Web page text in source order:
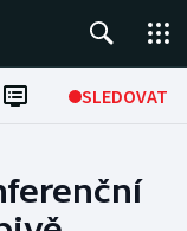
SLEDOVAT